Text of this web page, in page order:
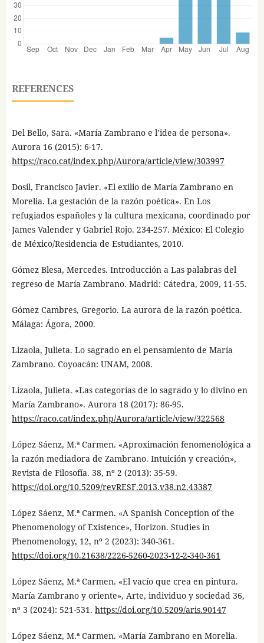
REFERENCES
Del Bello, Sara. «María Zambrano e l’idea de persona».
Aurora 16 (2015): 6-17.
https://raco.cat/index.php/Aurora/article/view/303997
Dosil, Francisco Javier. «El exilio de María Zambrano en
Morelia. La gestación de la razón poética». En Los
refugiados españoles y la cultura mexicana, coordinado por
James Valender y Gabriel Rojo. 234-257. México: El Colegio
de México/Residencia de Estudiantes, 2010.
Gómez Blesa, Mercedes. Introducción a Las palabras del
regreso de María Zambrano. Madrid: Cátedra, 2009, 11-55.
Gómez Cambres, Gregorio. La aurora de la razón poética.
Málaga: Ágora, 2000.
Lizaola, Julieta. Lo sagrado en el pensamiento de María
Zambrano. Coyoacán: UNAM, 2008.
Lizaola, Julieta. «Las categorías de lo sagrado y lo divino en
María Zambrano». Aurora 18 (2017): 86-95.
https://raco.cat/index.php/Aurora/article/view/322568
López Sáenz, M.ª Carmen. «Aproximación fenomenológica a
la razón mediadora de Zambrano. Intuición y creación»,
Revista de Filosofía. 38, nº 2 (2013): 35-59.
https://doi.org/10.5209/revRESF.2013.v38.n2.43387
López Sáenz, M.ª Carmen. «A Spanish Conception of the
Phenomenology of Existence», Horizon. Studies in
Phenomenology, 12, nº 2 (2023): 340-361.
https://doi.org/10.21638/2226-5260-2023-12-2-340-361
López Sáenz, M.ª Carmen. «El vacío que crea en pintura.
María Zambrano y oriente», Arte, individuo y sociedad 36,
nº 3 (2024): 521-531. https://doi.org/10.5209/aris.90147
López Sáenz, M.ª Carmen. «María Zambrano en Morelia.